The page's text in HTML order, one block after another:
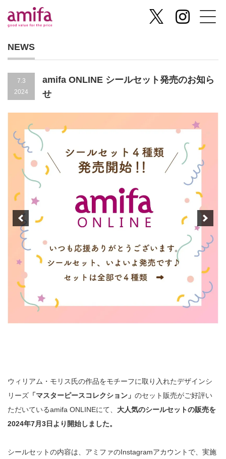
NEWS
7.3
2024
amifa ONLINE シールセット発売のお知ら
せ
ウィリアム・モリス氏の作品をモチーフに取り入れたデザインシ
リーズ 「マスターピースコレクション」 のセット販売がご好評い
ただいているamifa ONLINEにて、 大人気のシールセットの販売を
2024年7月3日より開始しました。
シールセットの内容は、アミファのInstagramアカウントで、実施